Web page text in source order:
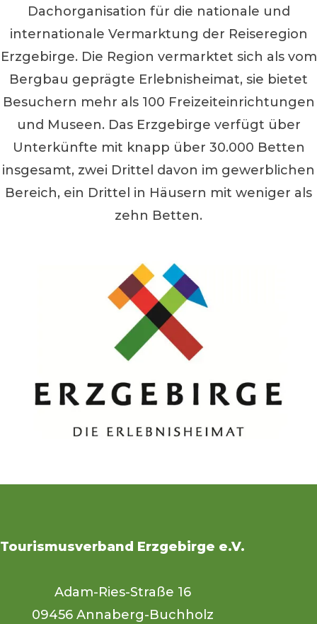
Dachorganisation für die nationale und
internationale Vermarktung der Reiseregion
Erzgebirge. Die Region vermarktet sich als vom
Bergbau geprägte Erlebnisheimat, sie bietet
Besuchern mehr als 100 Freizeiteinrichtungen
und Museen. Das Erzgebirge verfügt über
Unterkünfte mit knapp über 30.000 Betten
insgesamt, zwei Drittel davon im gewerblichen
Bereich, ein Drittel in Häusern mit weniger als
zehn Betten.
Tourismusverband Erzgebirge e.V.
Adam-Ries-Straße 16
09456 Annaberg-Buchholz